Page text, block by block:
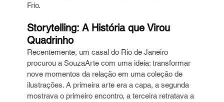
Frio.
Storytelling: A História que Virou
Quadrinho
Recentemente, um casal do Rio de Janeiro
procurou a SouzaArte com uma ideia: transformar
nove momentos da relação em uma coleção de
ilustrações. A primeira arte era a capa, a segunda
mostrava o primeiro encontro, a terceira retratava a